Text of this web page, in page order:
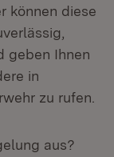
können diese
geben Ihnen
in
zu rufen.
aus?